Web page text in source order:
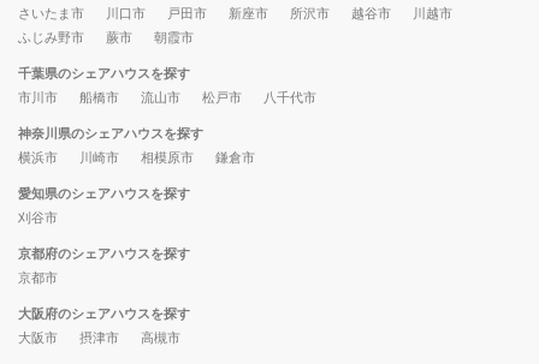
さいたま市
川口市 戸田市 新座市 所沢市 越谷市
川越市
ふじみ野市
蕨市 朝霞市
千葉県のシェアハウスを探す
市川市
船橋市 流山市 松戸市 八千代市
神奈川県のシェアハウスを探す
横浜市
川崎市 相模原市 鎌倉市
愛知県のシェアハウスを探す
刈谷市
京都府のシェアハウスを探す
京都市
大阪府のシェアハウスを探す
大阪市
摂津市 高槻市